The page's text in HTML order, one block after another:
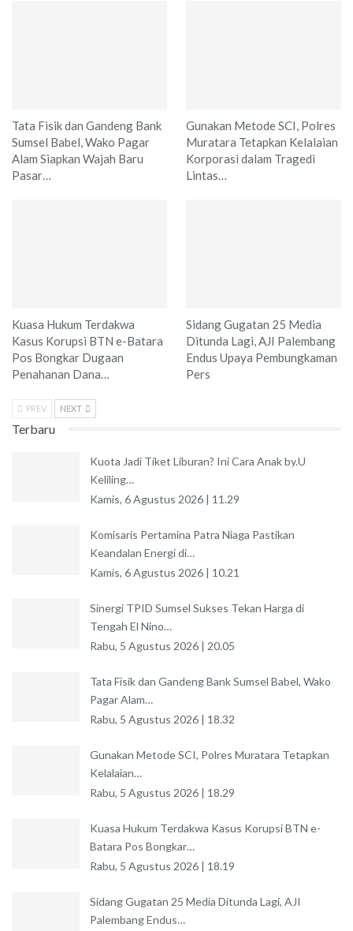
Tata Fisik dan Gandeng Bank
Sumsel Babel, Wako Pagar
Alam Siapkan Wajah Baru
Pasar…
Gunakan Metode SCI, Polres
Muratara Tetapkan Kelalaian
Korporasi dalam Tragedi
Lintas…
Kuasa Hukum Terdakwa
Kasus Korupsi BTN e-Batara
Pos Bongkar Dugaan
Penahanan Dana…
Sidang Gugatan 25 Media
Ditunda Lagi, AJI Palembang
Endus Upaya Pembungkaman
Pers
PREV NEXT
Terbaru
Kuota Jadi Tiket Liburan? Ini Cara Anak by.U
Keliling…
Kamis, 6 Agustus 2026 | 11.29
Komisaris Pertamina Patra Niaga Pastikan
Keandalan Energi di…
Kamis, 6 Agustus 2026 | 10.21
Sinergi TPID Sumsel Sukses Tekan Harga di
Tengah El Nino…
Rabu, 5 Agustus 2026 | 20.05
Tata Fisik dan Gandeng Bank Sumsel Babel, Wako
Pagar Alam…
Rabu, 5 Agustus 2026 | 18.32
Gunakan Metode SCI, Polres Muratara Tetapkan
Kelalaian…
Rabu, 5 Agustus 2026 | 18.29
Kuasa Hukum Terdakwa Kasus Korupsi BTN e-
Batara Pos Bongkar…
Rabu, 5 Agustus 2026 | 18.19
Sidang Gugatan 25 Media Ditunda Lagi, AJI
Palembang Endus…